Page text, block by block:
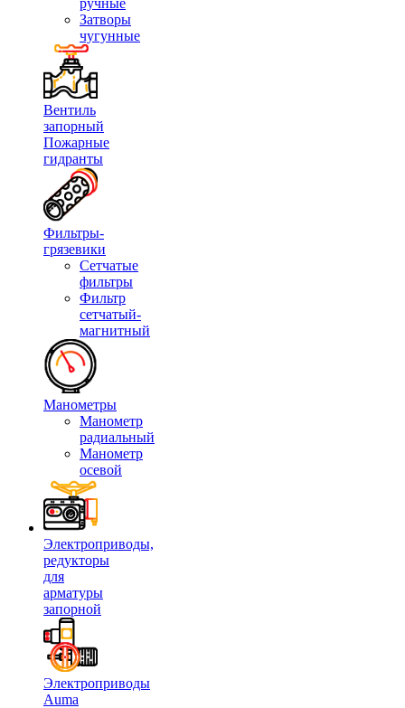
ручные
Затворы
чугунные
Вентиль
запорный
Пожарные
гидранты
Фильтры-
грязевики
Сетчатые
фильтры
Фильтр
сетчатый-
магнитный
Манометры
Манометр
радиальный
Манометр
осевой
Электроприводы,
редукторы
для
арматуры
запорной
Электроприводы
Auma